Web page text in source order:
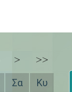
> >>
Σα
Κυ